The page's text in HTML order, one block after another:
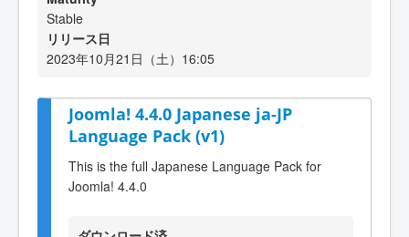
Stable
リリース日
2023年10月21日（土）16:05
Joomla! 4.4.0 Japanese ja-JP
Language Pack (v1)
This is the full Japanese Language Pack for
Joomla! 4.4.0